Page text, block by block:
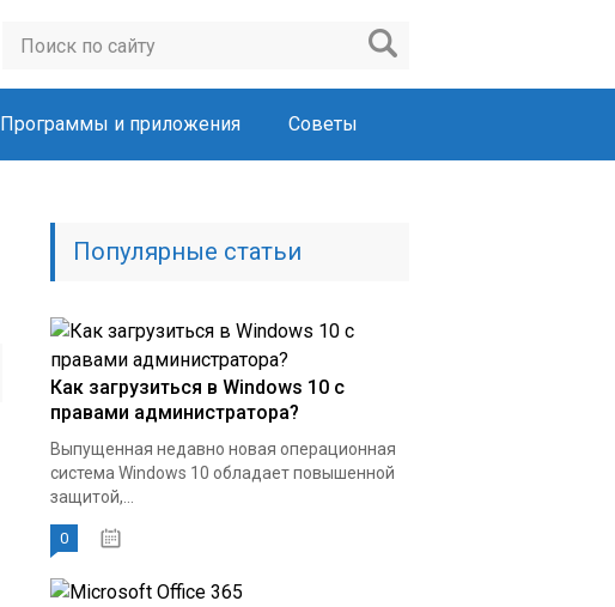
Программы и приложения Советы
Популярные статьи
Как загрузиться в Windows 10 с
правами администратора?
Выпущенная недавно новая операционная
система Windows 10 обладает повышенной
защитой,...
0